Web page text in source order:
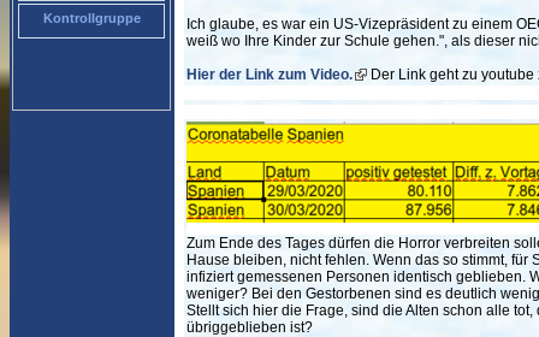
Kontrollgruppe
Ich glaube, es war ein US-Vizepräsident zu einem
weiß wo Ihre Kinder zur Schule gehen.", als dieser
Hier der Link zum Video.
Der Link geht zu
Zum Ende des Tages dürfen die Horror verbreiten
Hause bleiben, nicht fehlen. Wenn das so stimmt, für
infiziert gemessenen Personen identisch geblieben.
weniger? Bei den Gestorbenen sind es deutlich
Stellt sich hier die Frage, sind die Alten schon alle
übriggeblieben ist?